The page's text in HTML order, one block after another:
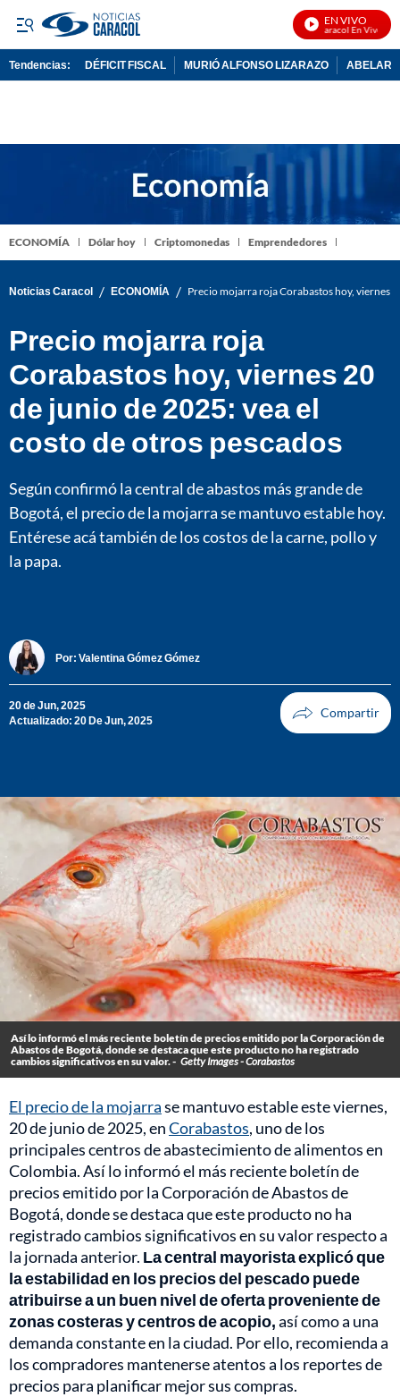
EN VIVO
Noticias Caracol En Vivo
Tendencias: DÉFICIT FISCAL MURIÓ ALFONSO LIZARAZO
ECONOMÍA Dólar hoy Criptomonedas Emprendedores
Noticias Caracol / ECONOMÍA / Precio mojarra roja Corabastos hoy, viernes
Precio mojarra roja
Corabastos hoy, viernes 20
de junio de 2025: vea el
costo de otros pescados
Según confirmó la central de abastos más grande de
Bogotá, el precio de la mojarra se mantuvo estable hoy.
Entérese acá también de los costos de la carne, pollo y
la papa.
Por: Valentina Gómez Gómez
20 de Jun, 2025
Actualizado: 20 De Jun, 2025
Así lo informó el más reciente boletín de precios emitido por la Corporación de
Abastos de Bogotá, donde se destaca que este producto no ha registrado
cambios significativos en su valor. - Getty Images - Corabastos
El precio de la mojarrase mantuvo estable este viernes,
20 de junio de 2025, enCorabastos, uno de los
principales centros de abastecimiento de alimentos en
Colombia. Así lo informó el más reciente boletín de
precios emitido por la Corporación de Abastos de
Bogotá, donde se destaca que este producto no ha
registrado cambios significativos en su valor respecto a
la jornada anterior. La central mayorista explicó que
la estabilidad en los precios del pescado puede
atribuirse a un buen nivel de oferta proveniente de
zonas costeras y centros de acopio,así como a una
demanda constante en la ciudad. Por ello, recomienda a
los compradores mantenerse atentos a los reportes de
precios para planificar mejor sus compras.